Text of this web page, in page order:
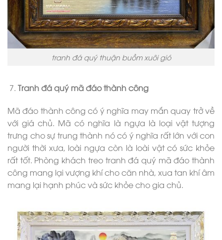
tranh đá quý thuận buồm xuôi gió
Tranh đá quý mã đáo thành công
Mã đáo thành công có ý nghĩa may mắn quay trở về
với giá chủ. Mã có nghĩa là ngựa là loại vật tượng
trưng cho sự trung thành nó có ý nghĩa rất lớn với con
người thời xưa, loài ngựa còn là loài vật có sức khỏe
rất tốt. Phòng khách treo tranh đá quý mã đáo thành
công mang lại vượng khí cho căn nhà, xua tan khí âm
mang lại hạnh phúc và sức khỏe cho gia chủ.